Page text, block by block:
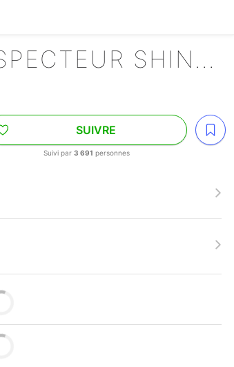
PSYCHO-PASS INSPECTEUR SHINYA KÔGAMI
SUIVRE
Suivi par3 691 personnes